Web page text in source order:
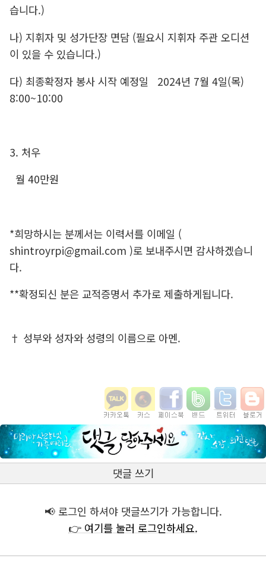
습니다.)
나) 지휘자 밎 성가단장 면담 (필요시 지휘자 주관 오디션
이 있을 수 있습니다.)
다) 최종확정자 봉사 시작 예정일 2024년 7월 4일(목)
8:00~10:00
3. 처우
월 40만원
*희망하시는 분께서는 이력서를 이메일 (
shintroyrpi@gmail.com )로 보내주시면 감사하겠습니
다.
**확정되신 분은 교적증명서 추가로 제출하게됩니다.
† 성부와 성자와 성령의 이름으로 아멘.
댓글 쓰기
📢 로그인 하셔야 댓글쓰기가 가능합니다.
👉 여기를 눌러 로그인하세요.